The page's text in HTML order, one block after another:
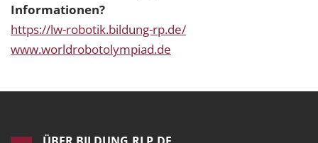
Informationen?
https://lw-robotik.bildung-rp.de/
www.worldrobotolympiad.de